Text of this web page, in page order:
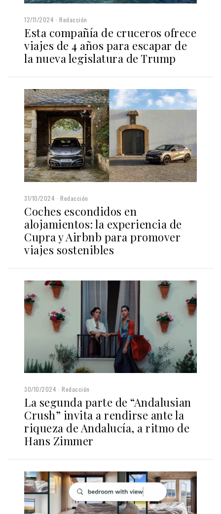
12/11/2024 Redacción
Esta compañía de cruceros ofrece
viajes de 4 años para escapar de
la nueva legislatura de Trump
31/10/2024 Redacción
Coches escondidos en
alojamientos: la experiencia de
Cupra y Airbnb para promover
viajes sostenibles
30/10/2024 Redacción
La segunda parte de “Andalusian
Crush” invita a rendirse ante la
riqueza de Andalucía, a ritmo de
Hans Zimmer